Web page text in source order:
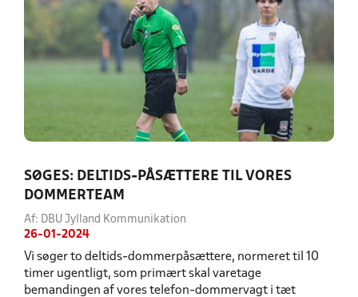
SØGES: DELTIDS-PÅSÆTTERE TIL VORES
DOMMERTEAM
Af: DBU Jylland Kommunikation
26-01-2024
Vi søger to deltids-dommerpåsættere, normeret til 10
timer ugentligt, som primært skal varetage
bemandingen af vores telefon-dommervagt i tæt